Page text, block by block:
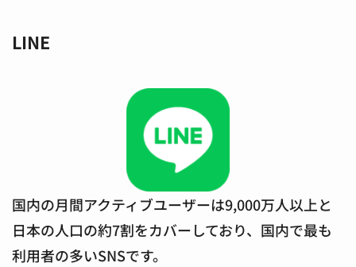
LINE
国内の月間アクティブユーザーは9,000万人以上と
日本の人口の約7割をカバーしており、国内で最も
利用者の多いSNSです。